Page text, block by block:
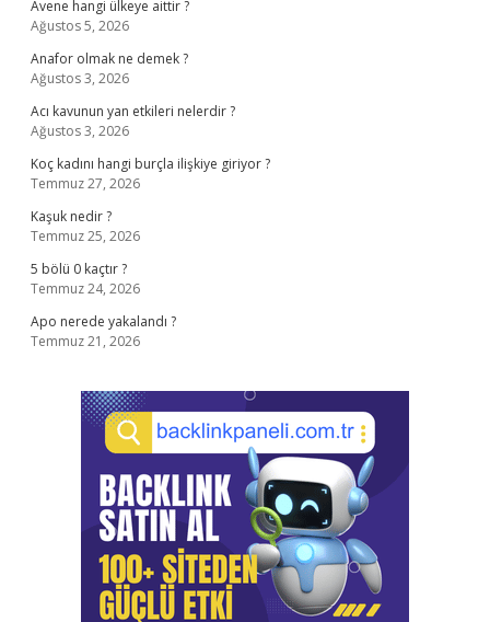
Avene hangi ülkeye aittir ?
Ağustos 5, 2026
Anafor olmak ne demek ?
Ağustos 3, 2026
Acı kavunun yan etkileri nelerdir ?
Ağustos 3, 2026
Koç kadını hangi burçla ilişkiye giriyor ?
Temmuz 27, 2026
Kaşuk nedir ?
Temmuz 25, 2026
5 bölü 0 kaçtır ?
Temmuz 24, 2026
Apo nerede yakalandı ?
Temmuz 21, 2026